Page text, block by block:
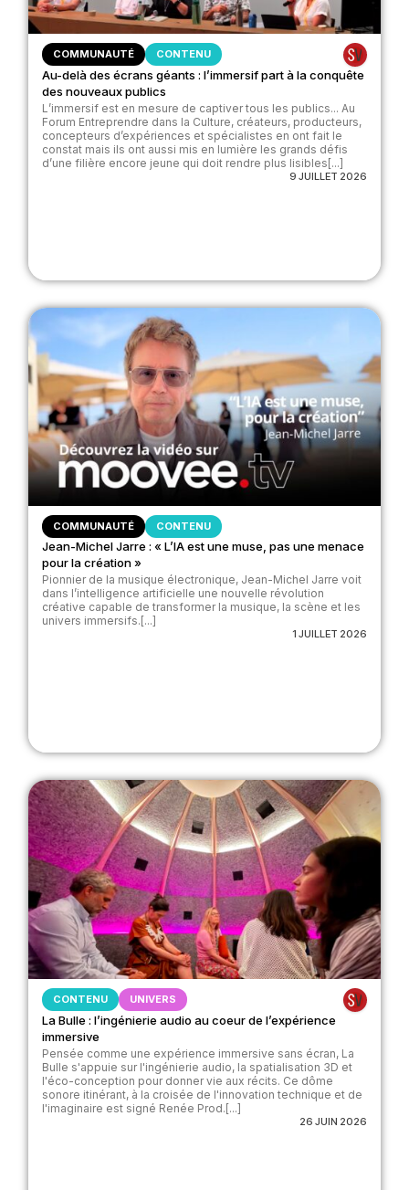
COMMUNAUTÉ CONTENU
Au-delà des écrans géants : l’immersif part à la conquête
des nouveaux publics
L’immersif est en mesure de captiver tous les publics... Au
Forum Entreprendre dans la Culture, créateurs, producteurs,
concepteurs d’expériences et spécialistes en ont fait le
constat mais ils ont aussi mis en lumière les grands défis
d’une filière encore jeune qui doit rendre plus lisibles[...]
9 JUILLET 2026
COMMUNAUTÉ CONTENU
Jean-Michel Jarre : « L’IA est une muse, pas une menace
pour la création »
Pionnier de la musique électronique, Jean-Michel Jarre voit
dans l’intelligence artificielle une nouvelle révolution
créative capable de transformer la musique, la scène et les
univers immersifs.[...]
1 JUILLET 2026
CONTENU UNIVERS
La Bulle : l’ingénierie audio au coeur de l’expérience
immersive
Pensée comme une expérience immersive sans écran, La
Bulle s'appuie sur l'ingénierie audio, la spatialisation 3D et
l'éco-conception pour donner vie aux récits. Ce dôme
sonore itinérant, à la croisée de l'innovation technique et de
l'imaginaire est signé Renée Prod.[...]
26 JUIN 2026